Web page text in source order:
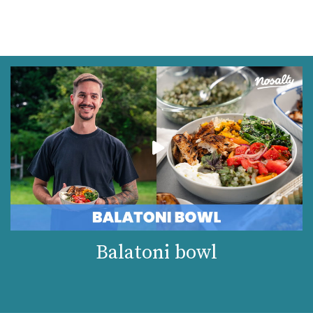
Balatoni bowl